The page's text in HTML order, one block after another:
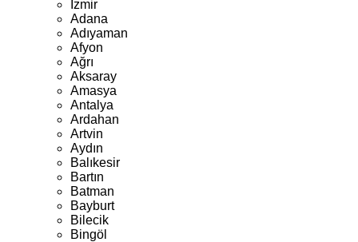
İzmir
Adana
Adıyaman
Afyon
Ağrı
Aksaray
Amasya
Antalya
Ardahan
Artvin
Aydın
Balıkesir
Bartın
Batman
Bayburt
Bilecik
Bingöl